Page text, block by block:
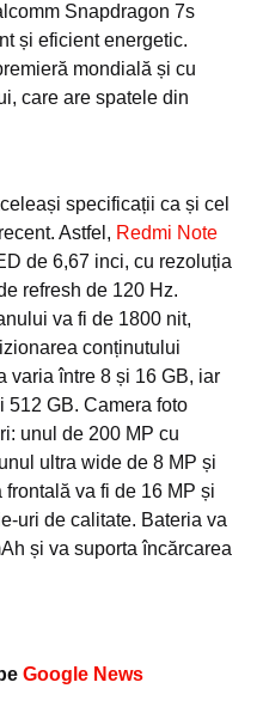
Snapdragon 7s
și eficient energetic.
mondială și cu
care are spatele din
specificații ca și cel
Astfel, Redmi Note
de 6,67 inci, cu rezoluția
refresh de 120 Hz.
va fi de 1800 nit,
conținutului
varia între 8 și 16 GB, iar
512 GB. Camera foto
unul de 200 MP cu
ultra wide de 8 MP și
frontală va fi de 16 MP și
uri de calitate. Bateria va
și va suporta încărcarea
Google News